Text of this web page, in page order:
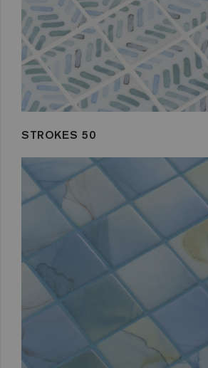
STROKES 50